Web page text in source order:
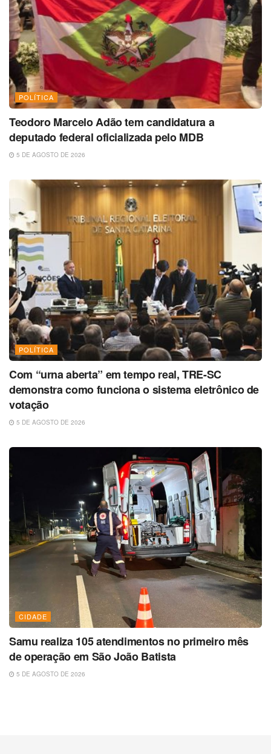
POLÍTICA
Teodoro Marcelo Adão tem candidatura a
deputado federal oficializada pelo MDB
5 DE AGOSTO DE 2026
POLÍTICA
Com “urna aberta” em tempo real, TRE-SC
demonstra como funciona o sistema eletrônico de
votação
5 DE AGOSTO DE 2026
CIDADE
Samu realiza 105 atendimentos no primeiro mês
de operação em São João Batista
5 DE AGOSTO DE 2026